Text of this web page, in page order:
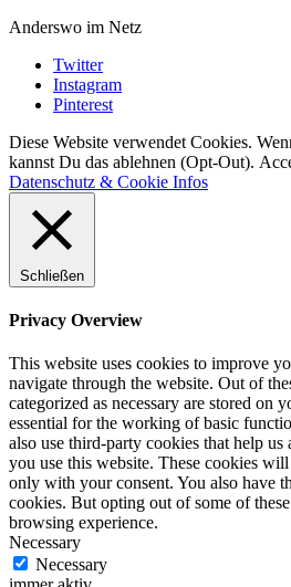
Anderswo im Netz
Twitter
Instagram
Pinterest
Diese Website verwendet Cookies.
kannst Du das ablehnen (Opt-Out).
Datenschutz & Cookie Infos
Schließen
Privacy Overview
This website uses cookies to improve
navigate through the website. Out of
categorized as necessary are stored on
essential for the working of basic
also use third-party cookies that help
you use this website. These cookies
only with your consent. You also have
cookies. But opting out of some of
browsing experience.
Necessary
Necessary